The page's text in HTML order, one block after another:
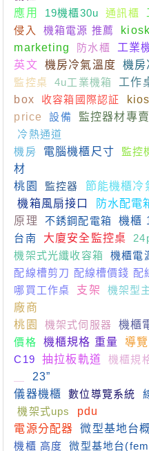
應用
19機櫃30u 通訊櫃
侵入
機箱電源 推薦
kiosk
marketing
防水櫃 工業
英文
機房冷氣溫度 機房
監控桌
4u工業機箱 工作
box
收容箱國際認証
price
設備 監控器材專
冷熱通道
機房
電腦機櫃尺寸 監控
材
桃園
監控器 節能機櫃冷
機箱風扇接口
防水配電
原理
不銹鋼配電箱 機櫃
台南
大廈安全監控桌
機架式光纖收容箱
機櫃電
配線槽剪刀 配線槽價錢 配
哪買工作桌
支架 機架型
廠商
桃園
機架式伺服器 機櫃
價格
機櫃規格 重量 導
C19
抽拉板軌道
機櫃規
23”
儀器機櫃
數位導覽系統
機架式ups
pdu
電源分配器
微型基地台
機櫃 高度
微型基地台